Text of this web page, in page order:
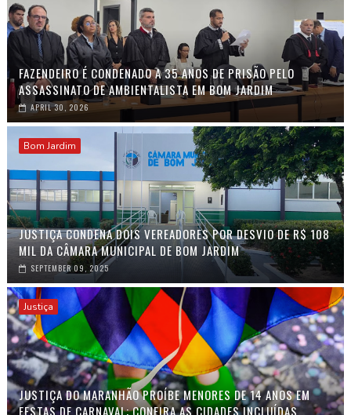
FAZENDEIRO É CONDENADO A 35 ANOS DE PRISÃO PELO
ASSASSINATO DE AMBIENTALISTA EM BOM JARDIM
APRIL 30, 2026
Bom Jardim
JUSTIÇA CONDENA DOIS VEREADORES POR DESVIO DE R$ 108
MIL DA CÂMARA MUNICIPAL DE BOM JARDIM
SEPTEMBER 09, 2025
Justiça
JUSTIÇA DO MARANHÃO PROÍBE MENORES DE 14 ANOS EM
FESTAS DE CARNAVAL; CONFIRA AS CIDADES INCLUÍDAS